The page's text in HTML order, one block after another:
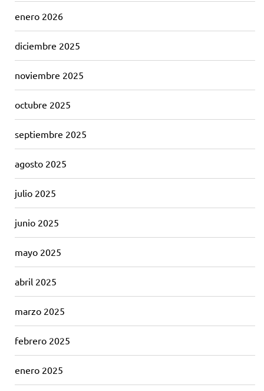
enero 2026
diciembre 2025
noviembre 2025
octubre 2025
septiembre 2025
agosto 2025
julio 2025
junio 2025
mayo 2025
abril 2025
marzo 2025
febrero 2025
enero 2025